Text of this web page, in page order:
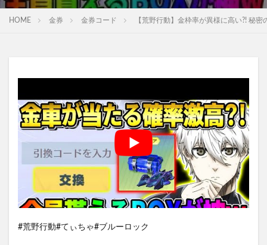
HOME 金券 金券コード 【荒野行動】金枠率が異様に高い?! 秘
#荒野行動#てぃちゃ#ブルーロック